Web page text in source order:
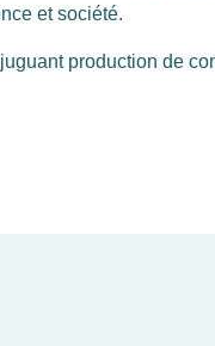
et société.
production de